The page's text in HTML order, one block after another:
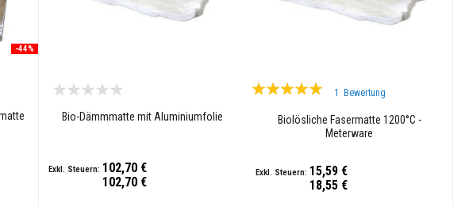
-44%
Bio-Dämmmatte mit Aluminiumfolie
102,70 €
102,70 €
Bewertung:
1Bewertung
Biolösliche Fasermatte 1200°C -
Meterware
18,55 €
15,59 €